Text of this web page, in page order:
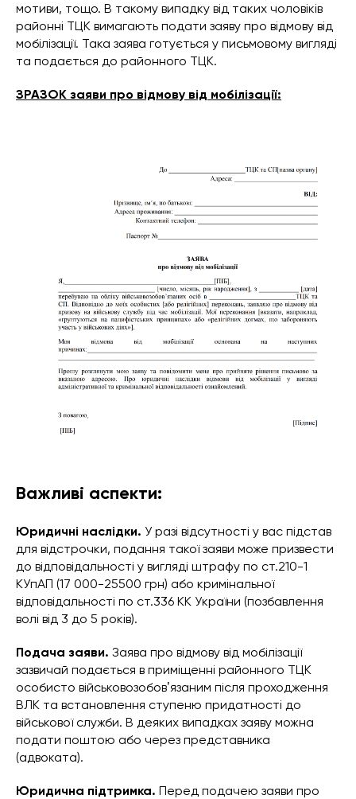
мотиви, тощо. В такому випадку від таких чоловіків
районні ТЦК вимагають подати заяву про відмову від
мобілізації. Така заява готується у письмовому вигляді
та подається до районного ТЦК.
ЗРАЗОК заяви про відмову від мобілізації:
Важливі аспекти:
Юридичні наслідки. У разі відсутності у вас підстав
для відстрочки, подання такої заяви може призвести
до відповідальності у вигляді штрафу по ст.210-1
КУпАП (17 000-25500 грн) або кримінальної
відповідальності по ст.336 КК України (позбавлення
волі від 3 до 5 років).
Подача заяви. Заява про відмову від мобілізації
зазвичай подається в приміщенні районного ТЦК
особисто військовозобовʼязаним після проходження
ВЛК та встановлення ступеню придатності до
військової служби. В деяких випадках заяву можна
подати поштою або через представника
(адвоката).
Юридична підтримка. Перед подачею заяви про